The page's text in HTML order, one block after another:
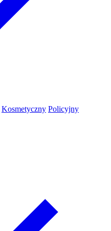
Kosmetyczny Policyjny